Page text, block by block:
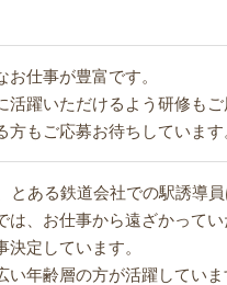
仕事が豊富です。
活躍いただけるよう研修もご
もご応募お待ちしています
とある鉄道会社での駅誘導員
は、お仕事から遠ざかって
定しています。
年齢層の方が活躍していま